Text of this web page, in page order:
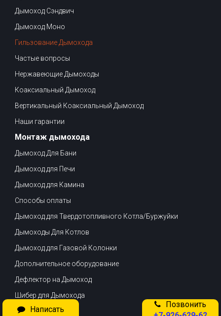
Дымоход Сэндвич
Дымоход Моно
Гильзование Дымохода
Частые вопросы
Нержавеющие Дымоходы
Коаксиальный Дымоход
Вертикальный Коаксиальный Дымоход
Наши гарантии
Монтаж дымохода
Дымоход Для Бани
Дымоход для Печи
Дымоход для Камина
Способы оплаты
Дымоход для Твердотопливного Котла/Буржуйки
Дымоходы Для Котлов
Дымоход для Газовой Колонки
Дополнительное оборудование
Дефлектор на Дымоход
Шибер для Дымохода
Доставка
Позвонить
Написать